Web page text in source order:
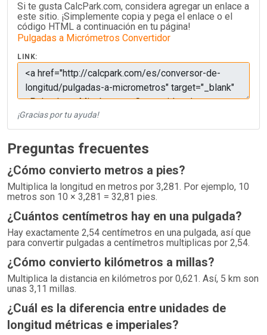
Si te gusta CalcPark.com, considera agregar un enlace a
este sitio. ¡Simplemente copia y pega el enlace o el
código HTML a continuación en tu página!
Pulgadas a Micrómetros Convertidor
LINK:
¡Gracias por tu ayuda!
Preguntas frecuentes
¿Cómo convierto metros a pies?
Multiplica la longitud en metros por 3,281. Por ejemplo, 10
metros son 10 × 3,281 = 32,81 pies.
¿Cuántos centímetros hay en una pulgada?
Hay exactamente 2,54 centímetros en una pulgada, así que
para convertir pulgadas a centímetros multiplicas por 2,54.
¿Cómo convierto kilómetros a millas?
Multiplica la distancia en kilómetros por 0,621. Así, 5 km son
unas 3,11 millas.
¿Cuál es la diferencia entre unidades de
longitud métricas e imperiales?